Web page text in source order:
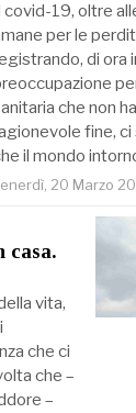
covid-19, oltre
per le
di ora
che non
fine,
il mondo
20 Marzo
casa.
vita,
che ci
che –
–